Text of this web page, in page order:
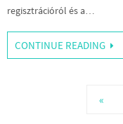
regisztrációról és a…
CONTINUE READING
«